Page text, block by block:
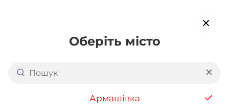
Оберіть місто
Армашівка
Доставка суші в
Чернівцях:
район Формаркету